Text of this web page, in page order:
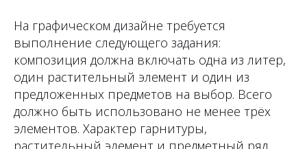
На графическом дизайне требуется
выполнение следующего задания:
композиция должна включать одна из литер,
один растительный элемент и один из
предложенных предметов на выбор. Всего
должно быть использовано не менее трёх
элементов. Характер гарнитуры,
растительный элемент и предметный ряд